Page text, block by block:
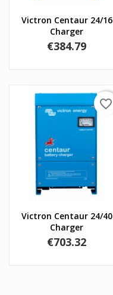
Victron Centaur 24/16
Charger
Price
€384.79
Victron Centaur 24/40
Charger
Price
€703.32
favorite_border